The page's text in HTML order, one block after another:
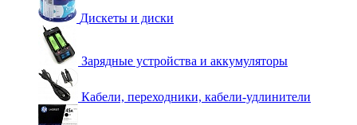
Дискеты и диски
Зарядные устройства и аккумуляторы
Кабели, переходники, кабели-удлинители